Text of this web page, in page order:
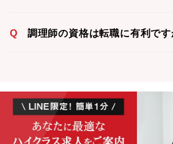
Q 調理師の資格は転職に有利です